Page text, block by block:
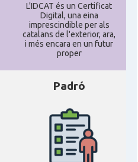
L'IDCAT és un Certificat
Digital, una eina
imprescindible per als
catalans de l'exterior, ara,
i més encara en un futur
proper
Padró